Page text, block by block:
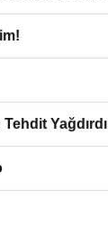
Yağdırdı